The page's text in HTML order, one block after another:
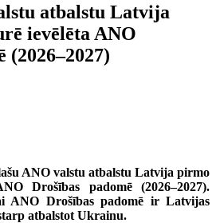
atbalstu Latvija
ievēlēta ANO
(2026–2027)
ANO valstu atbalstu Latvija pirmo
Drošības padomē (2026–2027).
ANO Drošības padomē ir Latvijas
atbalstot Ukrainu.